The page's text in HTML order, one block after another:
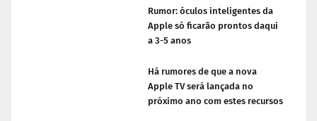
Rumor: óculos inteligentes da
Apple só ficarão prontos daqui
a 3-5 anos
Há rumores de que a nova
Apple TV será lançada no
próximo ano com estes recursos